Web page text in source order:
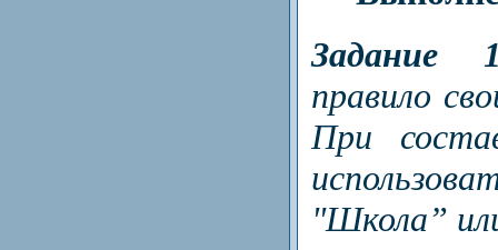
Задание
правило
При
"Школа”